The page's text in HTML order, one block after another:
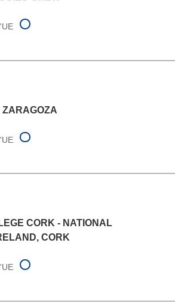
ZARAGOZA
CORK - NATIONAL
CORK